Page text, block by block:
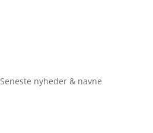
Seneste nyheder & navne